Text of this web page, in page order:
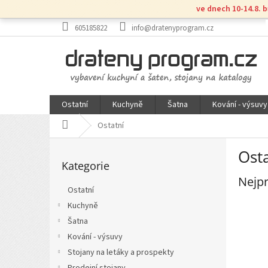
na
ve dnech 10-14.8.
605185822 info@dratenyprogram.cz
Ostatní Kuchyně Šatna Kování - výsuvy
Domů Ostatní
P
kategorie
Kategorie
Ostatní
Kuchyně
Šatna
Kování - výsuvy
Stojany na letáky a prospekty